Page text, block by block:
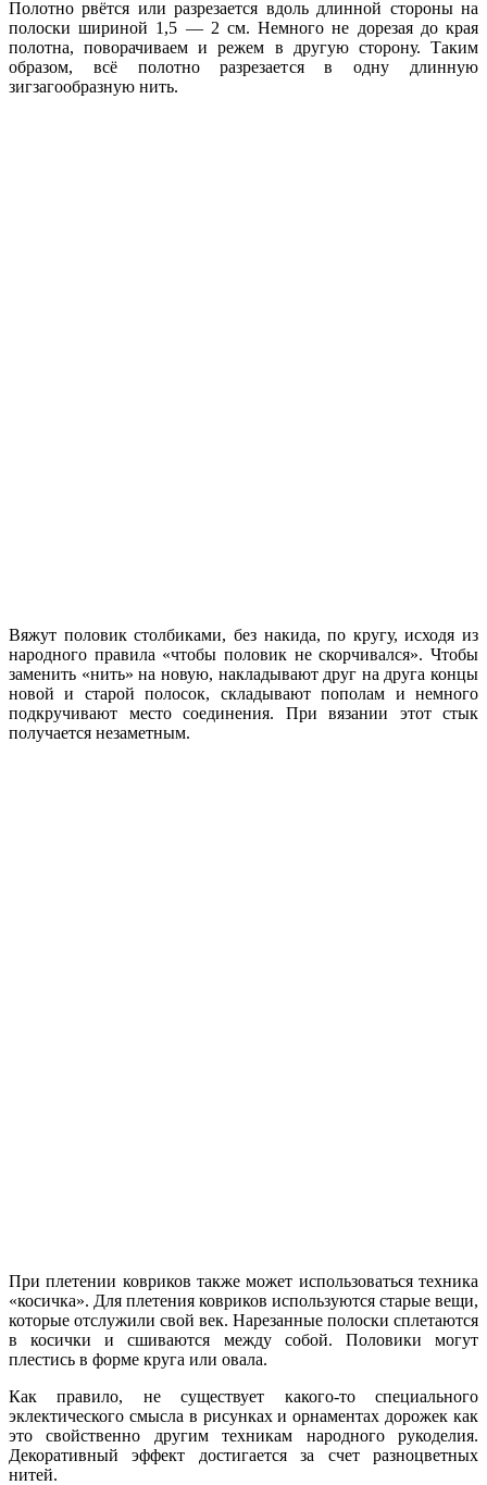
Полотно рвётся или разрезается вдоль длинной стороны на
полоски шириной 1,5 — 2 см. Немного не дорезая до края
полотна, поворачиваем и режем в другую сторону. Таким
образом, всё полотно разрезается в одну длинную
зигзагообразную нить.
Вяжут половик столбиками, без накида, по кругу, исходя из
народного правила «чтобы половик не скорчивался». Чтобы
заменить «нить» на новую, накладывают друг на друга концы
новой и старой полосок, складывают пополам и немного
подкручивают место соединения. При вязании этот стык
получается незаметным.
При плетении ковриков также может использоваться техника
«косичка». Для плетения ковриков используются старые вещи,
которые отслужили свой век. Нарезанные полоски сплетаются
в косички и сшиваются между собой. Половики могут
плестись в форме круга или овала.
Как правило, не существует какого-то специального
эклектического смысла в рисунках и орнаментах дорожек как
это свойственно другим техникам народного рукоделия.
Декоративный эффект достигается за счет разноцветных
нитей.